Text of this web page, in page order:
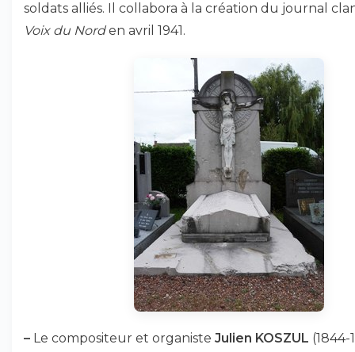
soldats alliés. Il collabora à la création du journal
Voix du Norden avril 1941.
– Le compositeur et organiste Julien KOSZUL